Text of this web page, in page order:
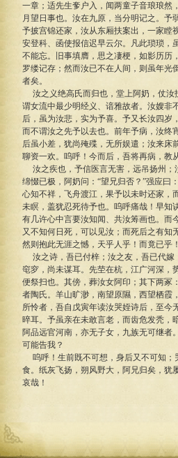
一章；适先生奓户入，闻两童子音琅琅然
月望日事也。汝在九原，当分明记之。予
予披宫锦还家，汝从东厢扶案出，一家瞠
安登科、函使报信迟早云尔。凡此琐琐，
不能忘。旧事填膺，思之凄梗，如影历历
罗缕记存；然而汝已不在人间，则虽年光
者矣。
汝之义绝高氏而归也，堂上阿奶，仗汝
谓女流中最少明经义、谙雅故者。汝嫂非
后，虽为汝悲，实为予喜。予又长汝四岁
而不谓汝之先予以去也。前年予病，汝终
后虽小差，犹尚殗殜，无所娱遣；汝来床
聊资一欢。呜呼！今而后，吾将再病，教
汝之疾也，予信医言无害，远吊扬州；
绵惙已极，阿奶问：“望兄归否？”强应曰
心知不祥，飞舟渡江，果予以未时还家，
未瞑，盖犹忍死待予也。呜呼痛哉！早知
有几许心中言要汝知闻、共汝筹画也。而
又不知何日死，可以见汝；而死后之有知
然则抱此无涯之憾，天乎人乎！而竟已乎！
汝之诗，吾已付梓；汝之友，吾已代嫁
窀穸，尚未谋耳。先茔在杭，江广河深，
便祭扫也。其傍，葬汝女阿印；其下两冢
者陶氏。羊山旷渺，南望原隰，西望栖霞
所怜者，吾自戊寅年读汝哭姪诗后，至今
晬耳。予虽亲在未敢言老，而齿危发秃，
阿品远官河南，亦无子女，九族无可继者
可能告我？
呜呼！生前既不可想，身后又不可知；
食。纸灰飞扬，朔风野大，阿兄归矣，犹
哀哉！